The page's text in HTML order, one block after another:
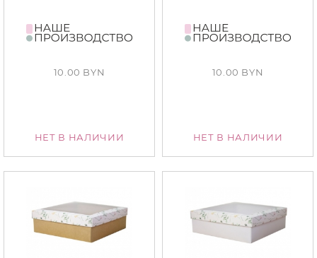
10.00 BYN
НЕТ В НАЛИЧИИ
10.00 BYN
НЕТ В НАЛИЧИИ